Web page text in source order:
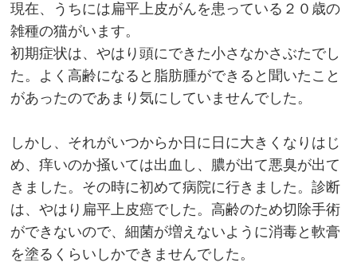
現在、うちには扁平上皮がんを患っている２０歳の
雑種の猫がいます。
初期症状は、やはり頭にできた小さなかさぶたでし
た。よく高齢になると脂肪腫ができると聞いたこと
があったのであまり気にしていませんでした。
しかし、それがいつからか日に日に大きくなりはじ
め、痒いのか掻いては出血し、膿が出て悪臭が出て
きました。その時に初めて病院に行きました。診断
は、やはり扁平上皮癌でした。高齢のため切除手術
ができないので、細菌が増えないように消毒と軟膏
を塗るくらいしかできませんでした。